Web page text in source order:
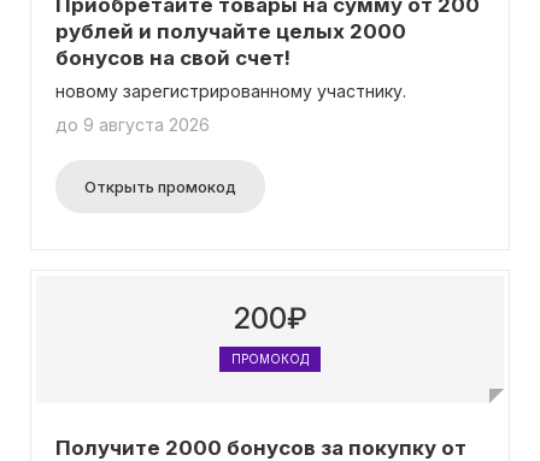
Приобретайте товары на сумму от 200
рублей и получайте целых 2000
бонусов на свой счет!
новому зарегистрированному участнику.
до 9 августа 2026
Открыть промокод
200₽
ПРОМОКОД
Получите 2000 бонусов за покупку от